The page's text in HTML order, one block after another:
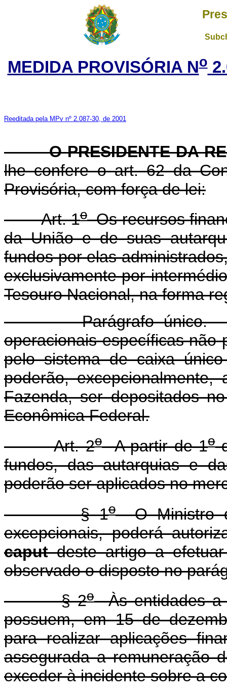
MEDIDA PROVISÓRIA No
Reeditada pela MPv nº 2.087-30, de 2001
O PRESIDENTE DA
lhe confere o art. 62 da
Provisória, com força de lei:
Art. 1oOs recursos
da União e de suas
fundos por elas
exclusivamente por
Tesouro Nacional, na forma
Parágrafo único. Nos
operacionais específicas não
pelo sistema de caixa
poderão,
Fazenda, ser depositados
Econômica Federal.
Art. 2oA partir de 1o
fundos, das autarquias e
poderão ser aplicados no
§ 1oO Ministro
excepcionais, poderá
caputdeste artigo a efetuar
observado o disposto no
§ 2oÀs entidades a
possuem, em 15 de
para realizar aplicações
assegurada a remuneração
exceder à incidente sobre a